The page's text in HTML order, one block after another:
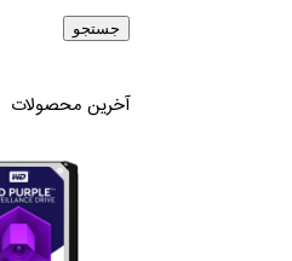
جستجو
آخرین محصولات